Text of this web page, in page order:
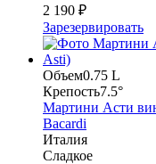
2 190 ₽
Зарезервировать
Объем0.75 L
Крепость7.5°
Мартини Асти
Bacardi
Италия
Сладкое